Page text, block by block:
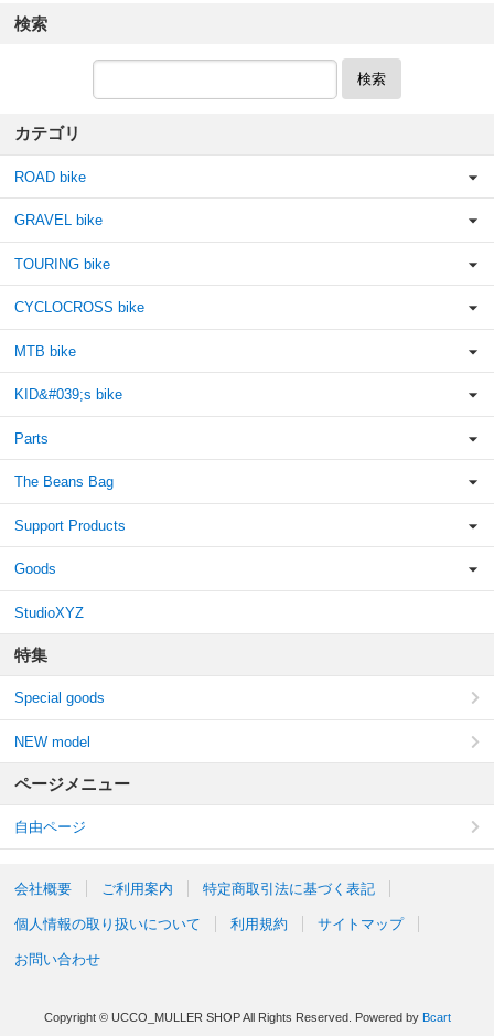
検索
検索
カテゴリ
ROAD bike
GRAVEL bike
TOURING bike
CYCLOCROSS bike
MTB bike
KID&#039;s bike
Parts
The Beans Bag
Support Products
Goods
StudioXYZ
特集
Special goods
NEW model
ページメニュー
自由ページ
会社概要 ご利用案内 特定商取引法に基づく表記
個人情報の取り扱いについて 利用規約 サイトマップ
お問い合わせ
Copyright © UCCO_MULLER SHOP All Rights Reserved. Powered by Bcart